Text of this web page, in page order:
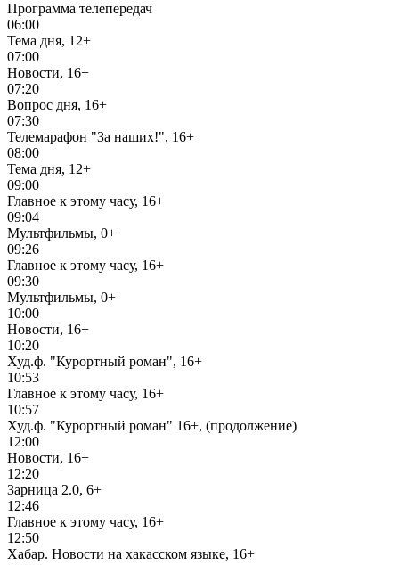
Программа телепередач
06:00
Тема дня, 12+
07:00
Новости, 16+
07:20
Вопрос дня, 16+
07:30
Телемарафон "За наших!", 16+
08:00
Тема дня, 12+
09:00
Главное к этому часу, 16+
09:04
Мультфильмы, 0+
09:26
Главное к этому часу, 16+
09:30
Мультфильмы, 0+
10:00
Новости, 16+
10:20
Худ.ф. "Курортный роман", 16+
10:53
Главное к этому часу, 16+
10:57
Худ.ф. "Курортный роман" 16+, (продолжение)
12:00
Новости, 16+
12:20
Зарница 2.0, 6+
12:46
Главное к этому часу, 16+
12:50
Хабар. Новости на хакасском языке, 16+